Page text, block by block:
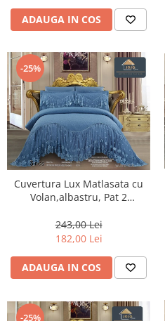
ADAUGA IN COS
-25%
Cuvertura Lux Matlasata cu
Volan,albastru, Pat 2
243,00 Lei
182,00 Lei
ADAUGA IN COS
-25%